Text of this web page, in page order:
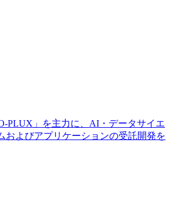
PLUX」を主力に、AI・データサイエ
およびアプリケーションの受託開発を